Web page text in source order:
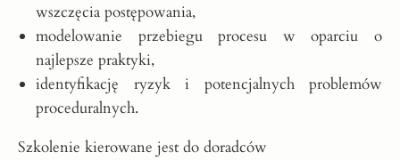
wszczęcia postępowania,
modelowanie przebiegu procesu w oparciu o
najlepsze praktyki,
identyfikację ryzyk i potencjalnych problemów
proceduralnych.
Szkolenie kierowane jest do doradców